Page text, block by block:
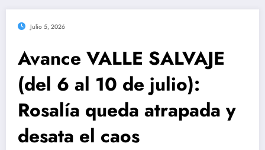
Julio 5, 2026
Avance VALLE SALVAJE
(del 6 al 10 de julio):
Rosalía queda atrapada y
desata el caos